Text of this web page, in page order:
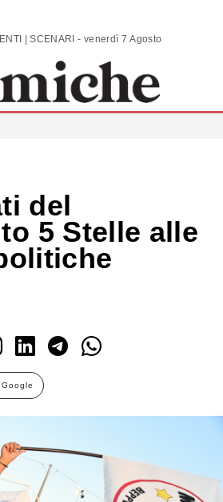
ANALISI | COMMENTI | SCENARI - venerdì 7 Agosto 2026
del
5 Stelle alle